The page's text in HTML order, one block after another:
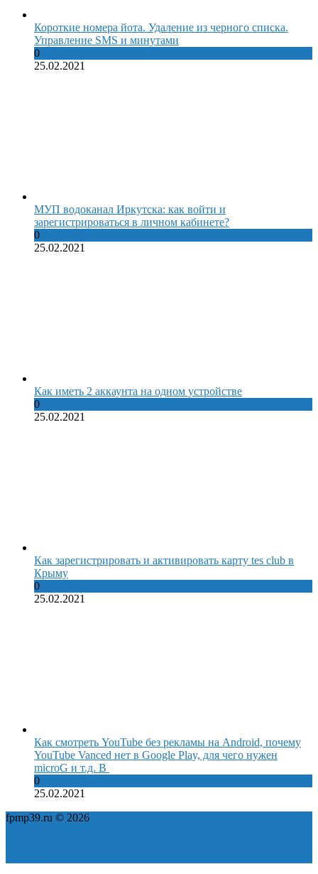
Короткие номера йота. Удаление из черного списка.
Управление SMS и минутами
0
25.02.2021
МУП водоканал Иркутска: как войти и
зарегистрироваться в личном кабинете?
0
25.02.2021
Как иметь 2 аккаунта на одном устройстве
0
25.02.2021
Как зарегистрировать и активировать карту tes club в
Крыму
0
25.02.2021
Как смотреть YouTube без рекламы на Android, почему
YouTube Vanced нет в Google Play, для чего нужен
microG и т.д. В
0
25.02.2021
fpmp39.ru © 2026